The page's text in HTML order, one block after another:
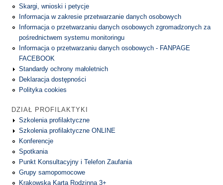
Skargi, wnioski i petycje
Informacja w zakresie przetwarzanie danych osobowych
Informacja o przetwarzaniu danych osobowych zgromadzonych za
pośrednictwem systemu monitoringu
Informacja o przetwarzaniu danych osobowych - FANPAGE
FACEBOOK
Standardy ochrony małoletnich
Deklaracja dostępności
Polityka cookies
DZIAŁ PROFILAKTYKI
Szkolenia profilaktyczne
Szkolenia profilaktyczne ONLINE
Konferencje
Spotkania
Punkt Konsultacyjny i Telefon Zaufania
Grupy samopomocowe
Krakowska Karta Rodzinna 3+